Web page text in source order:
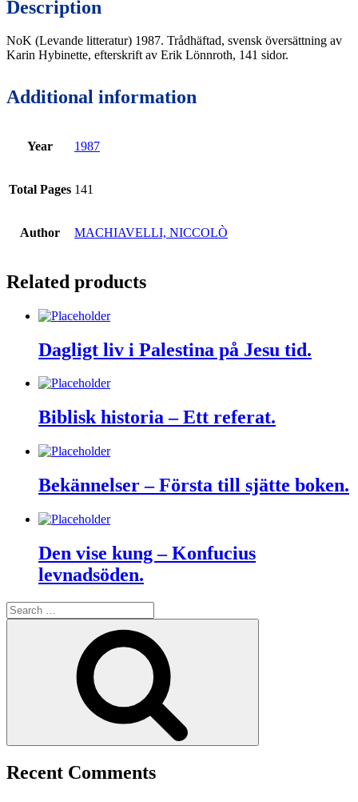
Description
NoK (Levande litteratur) 1987. Trådhäftad, svensk översättning av
Karin Hybinette, efterskrift av Erik Lönnroth, 141 sidor.
Additional information
Year 1987
Total Pages 141
Author MACHIAVELLI, NICCOLÒ
Related products
Dagligt liv i Palestina på Jesu tid.
Biblisk historia – Ett referat.
Bekännelser – Första till sjätte boken.
Den vise kung – Konfucius
levnadsöden.
Search
for:
Recent Comments